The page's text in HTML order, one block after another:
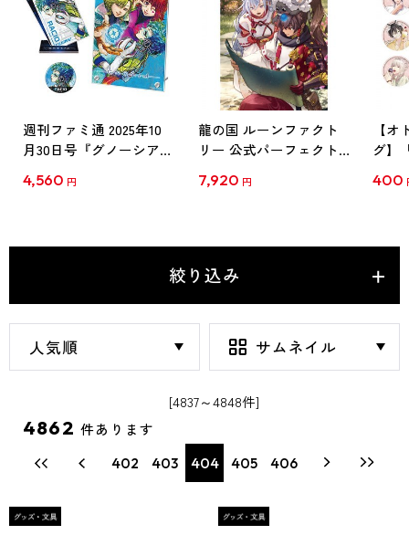
週刊ファミ通 2025年10
月30日号『グノーシア』
※2025年11月下旬出荷分
4,560 円
龍の国 ルーンファクト
リー 公式パーフェクト
7,920 円
【
グ】
Vol.3
400
絞り込み
[4837～4848件]
4862 件あります
402 403 404 405 406